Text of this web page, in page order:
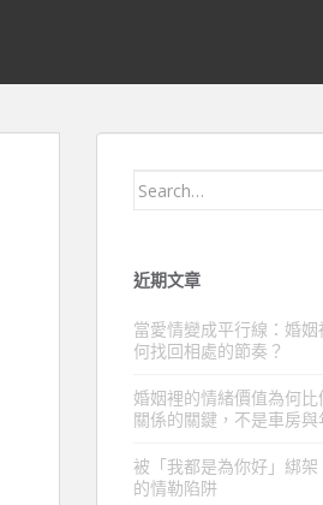
Search
近期文章
當愛情變成平行線：婚
何找回相處的節奏？
婚姻裡的情緒價值為何
關係的關鍵，不是車房與
被「我都是為你好」綁
的情勒陷阱